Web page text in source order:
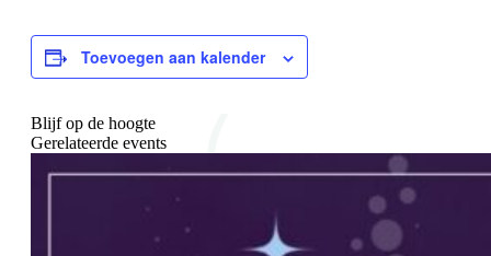
Toevoegen aan kalender
Blijf op de hoogte
Gerelateerde events